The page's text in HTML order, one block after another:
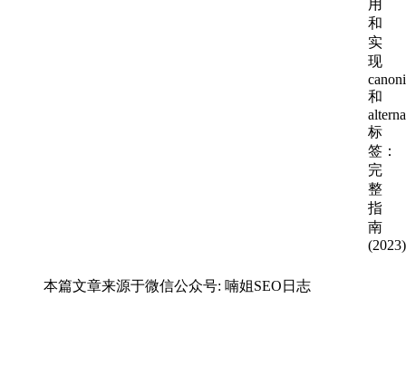
本篇文章来源于微信公众号: 喃姐SEO日志